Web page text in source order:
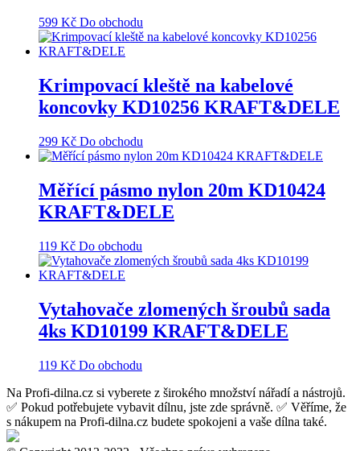
599 Kč Do obchodu
Krimpovací kleště na kabelové
koncovky KD10256 KRAFT&DELE
299 Kč Do obchodu
Měřící pásmo nylon 20m KD10424
KRAFT&DELE
119 Kč Do obchodu
Vytahovače zlomených šroubů sada
4ks KD10199 KRAFT&DELE
119 Kč Do obchodu
Na Profi-dilna.cz si vyberete z širokého množství nářadí a nástrojů.
✅ Pokud potřebujete vybavit dílnu, jste zde správně. ✅ Věříme, že
s nákupem na Profi-dilna.cz budete spokojeni a vaše dílna také.